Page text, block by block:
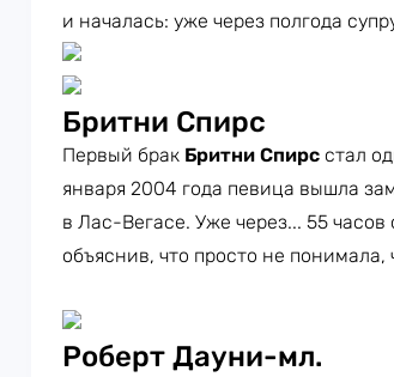
и началась: уже через полгода
Бритни Спирс
Первый брак Бритни Спирс стал
января 2004 года певица вышла
в Лас-Вегасе. Уже через... 55
объяснив, что просто не понимала,
Роберт Дауни-мл.